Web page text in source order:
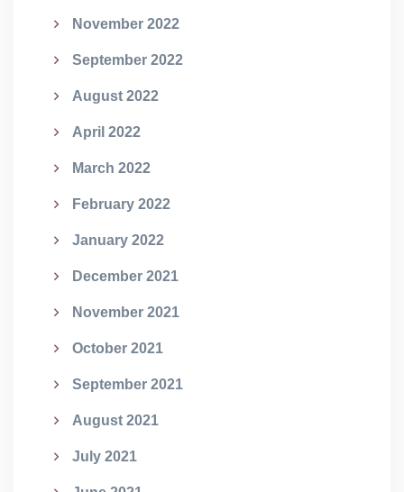
November 2022
September 2022
August 2022
April 2022
March 2022
February 2022
January 2022
December 2021
November 2021
October 2021
September 2021
August 2021
July 2021